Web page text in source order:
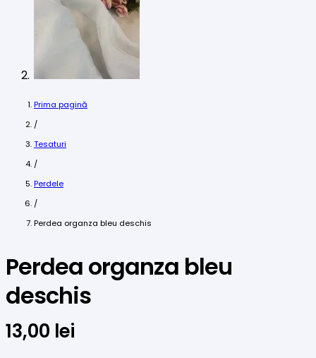
Prima pagină
/
Tesaturi
/
Perdele
/
Perdea organza bleu deschis
Perdea organza bleu
deschis
13,00 lei